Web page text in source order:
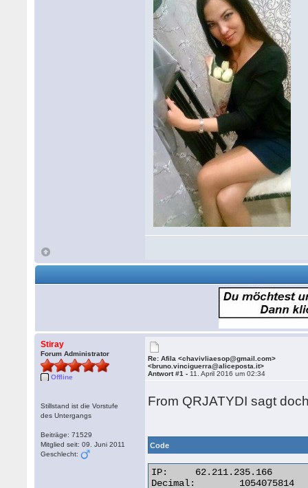
Stiray
Forum Administrator
Offline
Stillstand ist die Vorstufe
des Untergangs
Beiträge: 71529
Mitglied seit: 09. Juni 2011
Geschlecht:
Re: Afila <chavivliaesop@gmail.com>
<bruno.vinciguerra@aliceposta.it>
Antwort #1 - 11. April 2016 um 02:34
From QRJATYDI sagt
Code
IP:	62.211.235.166
Decimal:	1054075814